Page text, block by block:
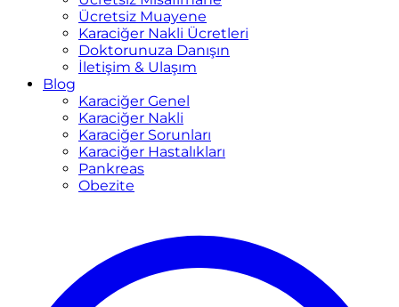
Ücretsiz Muayene
Karaciğer Nakli Ücretleri
Doktorunuza Danışın
İletişim & Ulaşım
Blog
Karaciğer Genel
Karaciğer Nakli
Karaciğer Sorunları
Karaciğer Hastalıkları
Pankreas
Obezite